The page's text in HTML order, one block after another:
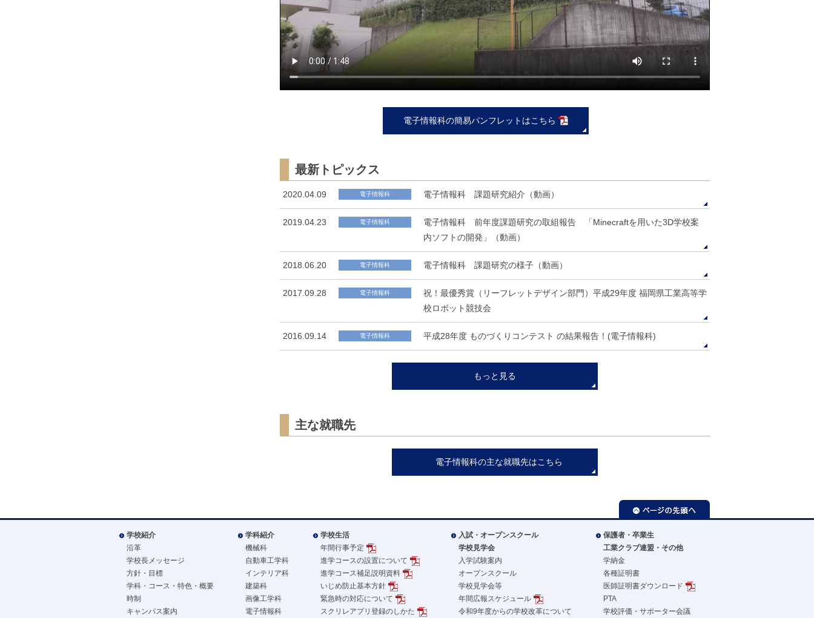
電子情報科の簡易パンフレットはこちら
最新トピックス
2020.04.09 電子情報科 電子情報科 課題研究紹介（動画）
2019.04.23 電子情報科
電子情報科 前年度課題研究の取組報告 「Minecraftを用いた3D学校案
内ソフトの開発」（動画）
2018.06.20 電子情報科 電子情報科 課題研究の様子（動画）
2017.09.28 電子情報科
祝！最優秀賞（リーフレットデザイン部門）平成29年度 福岡県工業高等学
校ロボット競技会
2016.09.14 電子情報科 平成28年度 ものづくりコンテスト の結果報告！(電子情報科)
もっと見る
主な就職先
電子情報科の主な就職先はこちら
学校紹介
沿革
学校長メッセージ
方針・目標
学科・コース・特色・概要
時制
キャンパス案内
学科紹介
機械科
自動車工学科
インテリア科
建築科
画像工学科
電子情報科
学校生活
年間行事予定
進学コースの設置について
進学コース補足説明資料
いじめ防止基本方針
緊急時の対応について
スクリレアプリ登録のしかた
入試・オープンスクール
学校見学会
入学試験案内
オープンスクール
学校見学会等
年間広報スケジュール
令和9年度からの学校改革について
保護者・卒業生
工業クラブ連盟・その他
学納金
各種証明書
医師証明書ダウンロード
PTA
学校評価・サポーター会議